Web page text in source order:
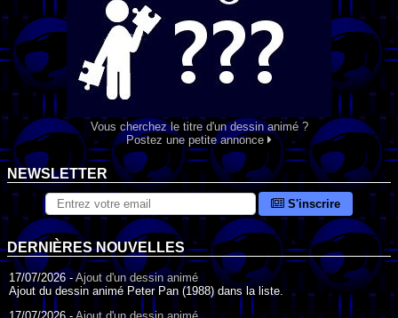
Vous cherchez le titre d'un dessin animé ?
Postez une petite annonce
NEWSLETTER
S'inscrire
DERNIÈRES NOUVELLES
17/07/2026 -Ajout d'un dessin animé
Ajout du dessin animé Peter Pan (1988) dans la liste.